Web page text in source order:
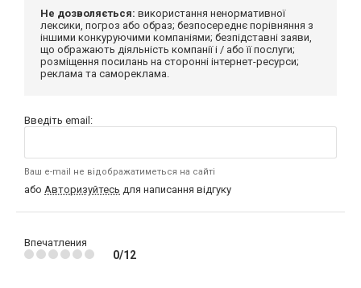
Не дозволяється: використання ненормативної
лексики, погроз або образ; безпосереднє порівняння з
іншими конкуруючими компаніями; безпідставні заяви,
що ображають діяльність компанії і / або її послуги;
розміщення посилань на сторонні інтернет-ресурси;
реклама та самореклама.
Введіть email:
Ваш e-mail не відображатиметься на сайті
або Авторизуйтесь для написання відгуку
Впечатления
0/12